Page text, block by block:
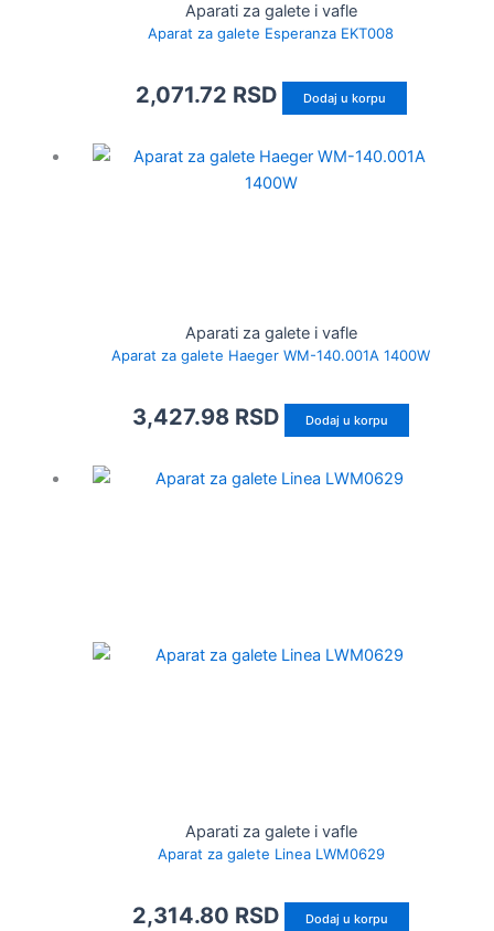
Aparati za galete i vafle
Aparat za galete Esperanza EKT008
2,071.72 RSD Dodaj u korpu
Aparati za galete i vafle
Aparat za galete Haeger WM-140.001A 1400W
3,427.98 RSD Dodaj u korpu
Aparati za galete i vafle
Aparat za galete Linea LWM0629
2,314.80 RSD Dodaj u korpu